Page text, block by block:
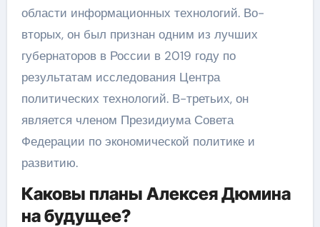
области информационных технологий. Во-
вторых, он был признан одним из лучших
губернаторов в России в 2019 году по
результатам исследования Центра
политических технологий. В-третьих, он
является членом Президиума Совета
Федерации по экономической политике и
развитию.
Каковы планы Алексея Дюмина
на будущее?